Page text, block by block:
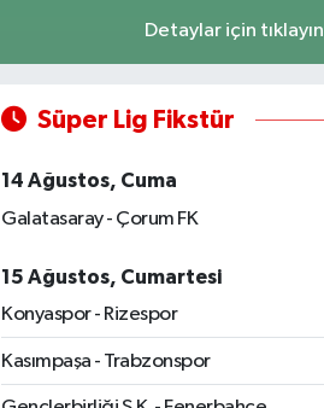
Detaylar için tıklayın
Süper Lig Fikstür
14 Ağustos, Cuma
Galatasaray - Çorum FK
15 Ağustos, Cumartesi
Konyaspor - Rizespor
Kasımpaşa - Trabzonspor